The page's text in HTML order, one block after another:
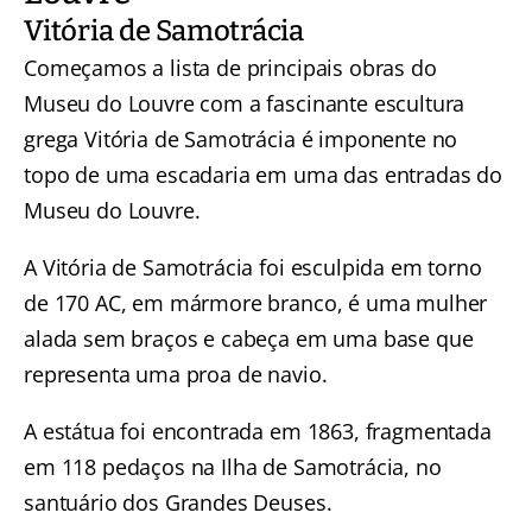
Vitória de Samotrácia
Começamos a lista de principais obras do
Museu do Louvre com a fascinante escultura
grega Vitória de Samotrácia é imponente no
topo de uma escadaria em uma das entradas do
Museu do Louvre.
A Vitória de Samotrácia foi esculpida em torno
de 170 AC, em mármore branco, é uma mulher
alada sem braços e cabeça em uma base que
representa uma proa de navio.
A estátua foi encontrada em 1863, fragmentada
em 118 pedaços na Ilha de Samotrácia, no
santuário dos Grandes Deuses.